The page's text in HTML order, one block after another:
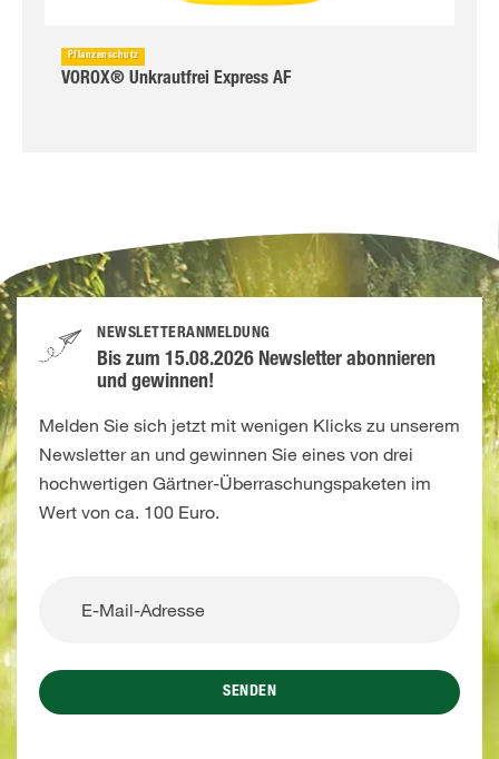
Pflanzenschutz
VOROX® Unkrautfrei Express AF
NEWSLETTERANMELDUNG
Bis zum 15.08.2026 Newsletter abonnieren
und gewinnen!
Melden Sie sich jetzt mit wenigen Klicks zu unserem
Newsletter an und gewinnen Sie eines von drei
hochwertigen Gärtner-Überraschungspaketen im
Wert von ca. 100 Euro.
SENDEN